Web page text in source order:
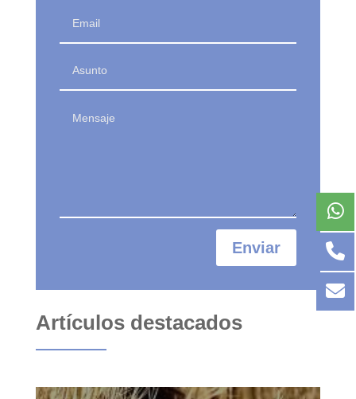
Enviar
Artículos destacados